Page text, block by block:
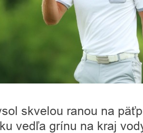
skvelou ranou na
vedľa grínu na kraj